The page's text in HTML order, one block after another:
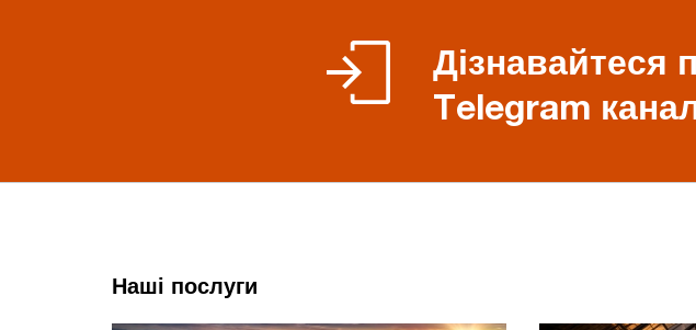
Дізнавайтеся
Telegram
Наші послуги